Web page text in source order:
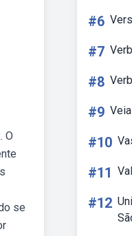
O
se
#6
#7
#8
#9
#10
#11
#12